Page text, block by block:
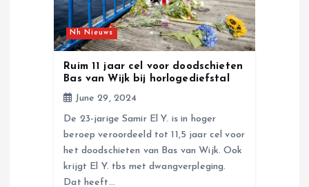
Nh Nieuws
Ruim 11 jaar cel voor doodschieten
Bas van Wijk bij horlogediefstal
June 29, 2024
De 23-jarige Samir El Y. is in hoger
beroep veroordeeld tot 11,5 jaar cel voor
het doodschieten van Bas van Wijk. Ook
krijgt El Y. tbs met dwangverpleging.
Dat heeft…